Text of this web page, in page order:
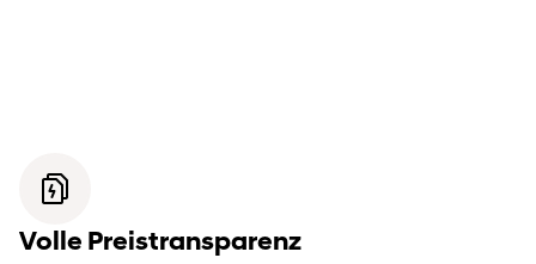
Volle Preistransparenz